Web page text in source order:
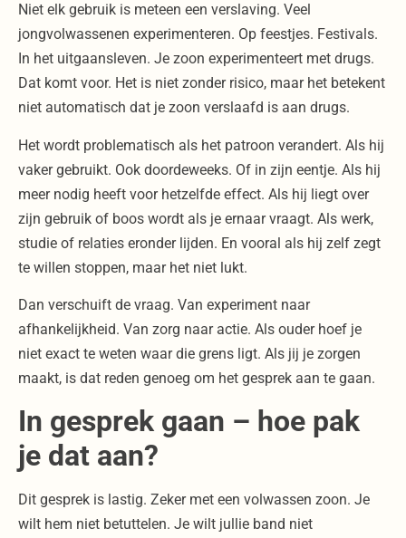
Niet elk gebruik is meteen een verslaving. Veel
jongvolwassenen experimenteren. Op feestjes. Festivals.
In het uitgaansleven. Je zoon experimenteert met drugs.
Dat komt voor. Het is niet zonder risico, maar het betekent
niet automatisch dat je zoon verslaafd is aan drugs.
Het wordt problematisch als het patroon verandert. Als hij
vaker gebruikt. Ook doordeweeks. Of in zijn eentje. Als hij
meer nodig heeft voor hetzelfde effect. Als hij liegt over
zijn gebruik of boos wordt als je ernaar vraagt. Als werk,
studie of relaties eronder lijden. En vooral als hij zelf zegt
te willen stoppen, maar het niet lukt.
Dan verschuift de vraag. Van experiment naar
afhankelijkheid. Van zorg naar actie. Als ouder hoef je
niet exact te weten waar die grens ligt. Als jij je zorgen
maakt, is dat reden genoeg om het gesprek aan te gaan.
In gesprek gaan – hoe pak
je dat aan?
Dit gesprek is lastig. Zeker met een volwassen zoon. Je
wilt hem niet betuttelen. Je wilt jullie band niet